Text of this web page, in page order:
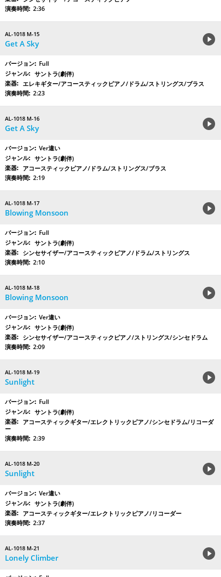
2:36
AL-1018 M-15
Get A Sky
Full
サントラ(劇伴)
エレキギター/アコースティックピアノ/ドラム/ストリングス/ブラス
2:23
AL-1018 M-16
Get A Sky
Ver違い
サントラ(劇伴)
アコースティックピアノ/ドラム/ストリングス/ブラス
2:19
AL-1018 M-17
Blowing Monsoon
Full
サントラ(劇伴)
シンセサイザー/アコースティックピアノ/ドラム/ストリングス
2:10
AL-1018 M-18
Blowing Monsoon
Ver違い
サントラ(劇伴)
シンセサイザー/アコースティックピアノ/ストリングス/シンセドラム
2:09
AL-1018 M-19
Sunlight
Full
サントラ(劇伴)
アコースティックギター/エレクトリックピアノ/シンセドラム/リコーダ
ー
2:39
AL-1018 M-20
Sunlight
Ver違い
サントラ(劇伴)
アコースティックギター/エレクトリックピアノ/リコーダー
2:37
AL-1018 M-21
Lonely Climber